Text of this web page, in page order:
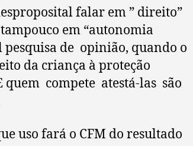
falar em ” direito”
em “autonomia
pesquisa de opinião, quando o
da criança à proteção
quem compete atestá-las são
uso fará o CFM do resultado